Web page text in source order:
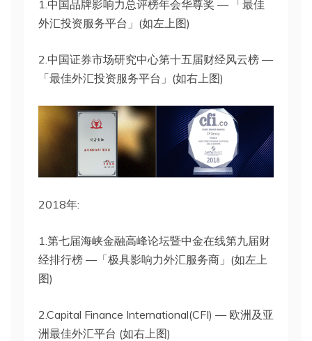
1.中国品牌影响力总评榜年会华尊奖 — 「最佳
外汇投资服务平台」(如左上图)
2.中国证券市场研究中心第十五届财经风云榜 —
「最佳外汇投资服务平台」(如右上图)
2018年:
1.第七届海峡金融高峰论坛暨中金在线第九届财
经排行榜 —「极具影响力外汇服务商」(如左上
图)
2.Capital Finance International(CFI) — 欧洲及亚
洲最佳外汇平台 (如右上图)